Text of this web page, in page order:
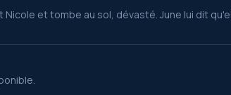
et tombe au sol, dévasté. June lui dit